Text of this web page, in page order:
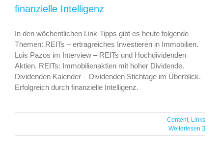
finanzielle Intelligenz
In den wöchentlichen Link-Tipps gibt es heute folgende
Themen: REITs – ertragreiches Investieren in Immobilien.
Luis Pazos im Interview – REITs und Hochdividenden
Aktien. REITs: Immobilienaktien mit hoher Dividende.
Dividenden Kalender – Dividenden Stichtage im Überblick.
Erfolgreich durch finanzielle Intelligenz.
Content, Links
Weiterlesen
Hochdividenden, steueroptimierte UG